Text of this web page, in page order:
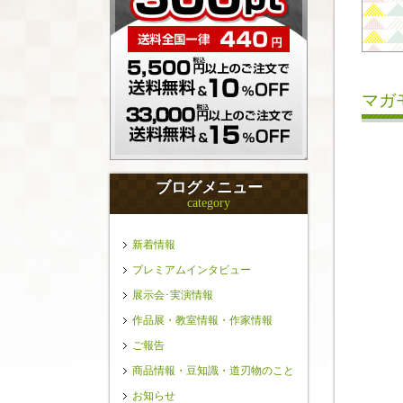
マガ
ブログメニュー
category
新着情報
プレミアムインタビュー
展示会･実演情報
作品展・教室情報・作家情報
ご報告
商品情報・豆知識・道刃物のこと
お知らせ